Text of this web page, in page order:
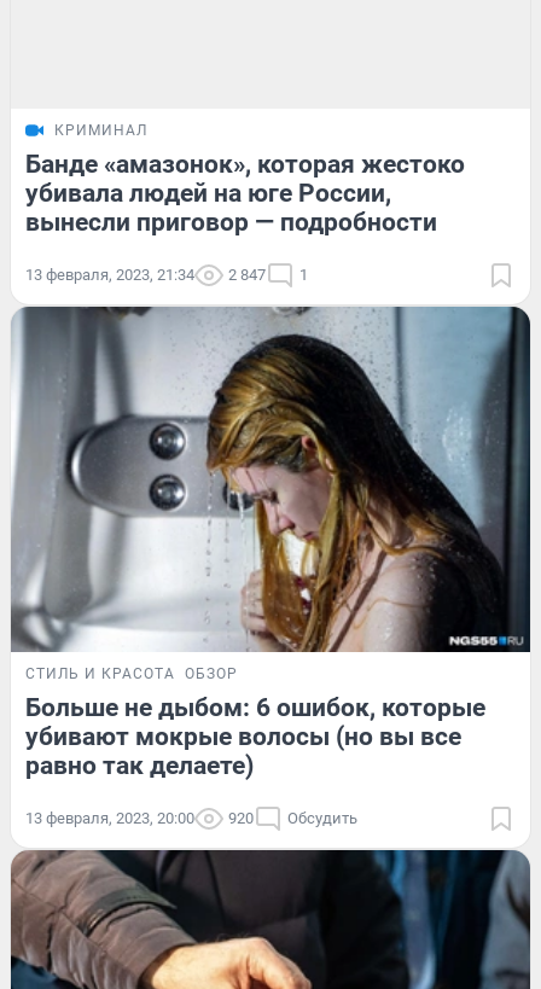
КРИМИНАЛ
Банде «амазонок», которая жестоко
убивала людей на юге России,
вынесли приговор — подробности
13 февраля, 2023, 21:34 2 847 1
СТИЛЬ И КРАСОТА ОБЗОР
Больше не дыбом: 6 ошибок, которые
убивают мокрые волосы (но вы все
равно так делаете)
13 февраля, 2023, 20:00 920 Обсудить